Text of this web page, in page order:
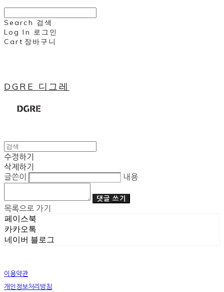
Search 검색
Log In
로그인
Cart 장바구니
DGRE 디그레
수정하기
삭제하기
글쓴이
내용
댓글 쓰기
목록으로 가기
페이스북
카카오톡
네이버 블로그
이용약관
개인정보처리방침